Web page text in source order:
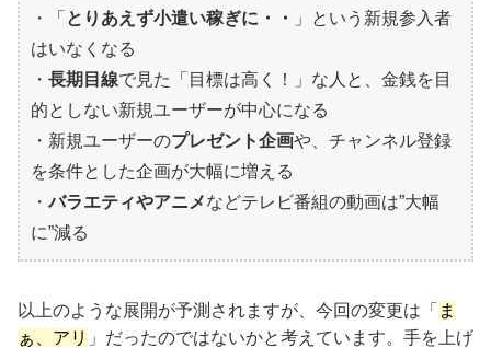
・「 とりあえず小遣い稼ぎに・・
」という新規参入者
はいなくなる
・ 長期目線で見た「目標は高く！」な人と、金銭を目
的としない新規ユーザーが中心になる
・新規ユーザーのプレゼント企画や、チャンネル登録
を条件とした企画が大幅に増える
・バラエティやアニメなどテレビ番組の動画は”大幅
に”減る
以上のような展開が予測されますが、今回の変更は「 ま
ぁ、アリ 」だったのではないかと考えています。手を上げ